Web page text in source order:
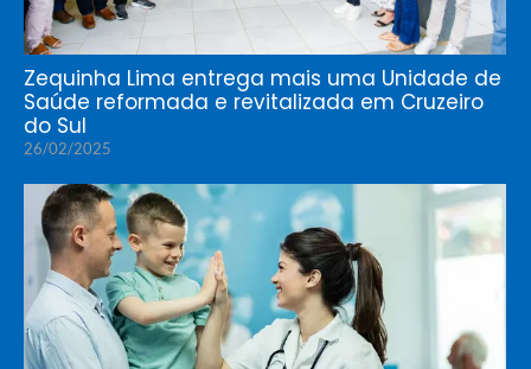
Zequinha Lima entrega mais uma Unidade de
Saúde reformada e revitalizada em Cruzeiro
do Sul
26/02/2025